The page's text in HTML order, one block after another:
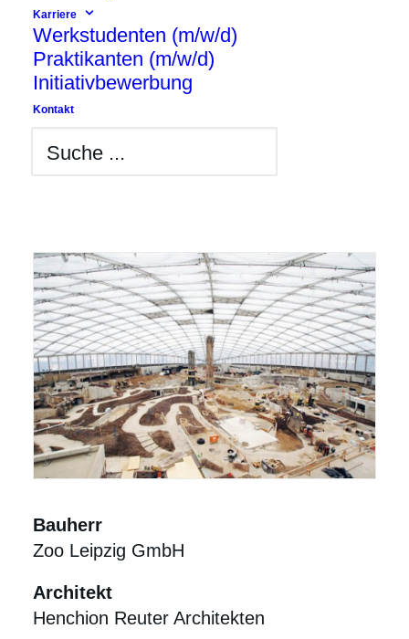
Karriere
Werkstudenten (m/w/d)
Praktikanten (m/w/d)
Initiativbewerbung
Kontakt
Errichtung einer Tropenhalle mit
dreieckigen Grundriss dem Urkontinent
Gondwana nachempfunden.
Asien, Afrika und Südamerika, die als
Bauherr
Zoo Leipzig GmbH
Architekt
Henchion Reuter Architekten